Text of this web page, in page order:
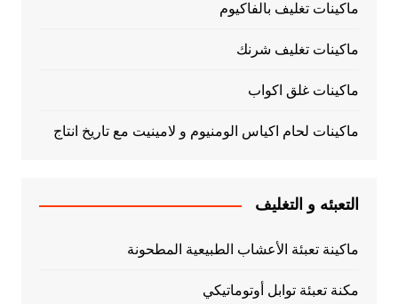
ماكينات تغليف بالفاكيوم
ماكينات تغليف شرنك
ماكينات غلق اكواب
ماكينات لحام اكياس الومنيوم و لامينيت مع تاريخ انتاج
التعبئه و التغليف
ماكينة تعبئة الأعشاب الطبيعية المطحونة
مكنة تعبئة توابل أوتوماتيكي